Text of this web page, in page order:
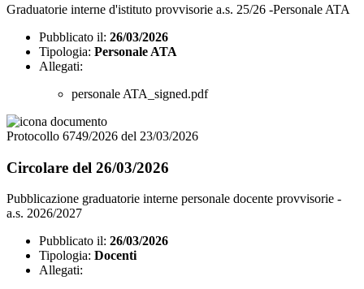
Graduatorie interne d'istituto provvisorie a.s. 25/26 -Personale ATA
Pubblicato il: 26/03/2026
Tipologia: Personale ATA
Allegati:
personale ATA_signed.pdf
Protocollo 6749/2026 del 23/03/2026
Circolare del 26/03/2026
Pubblicazione graduatorie interne personale docente provvisorie -
a.s. 2026/2027
Pubblicato il: 26/03/2026
Tipologia: Docenti
Allegati: